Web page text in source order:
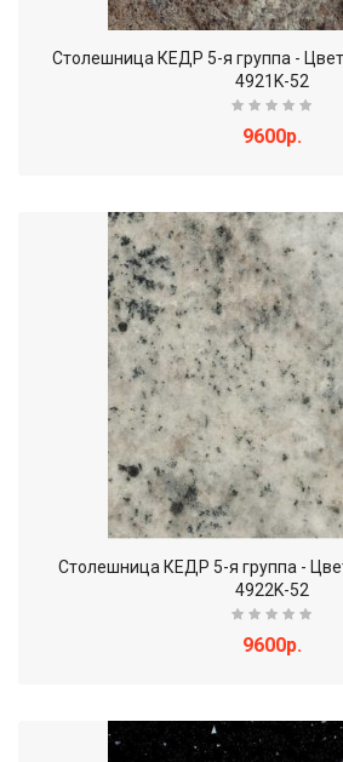
Столешница КЕДР 5-я группа -
4921K-52
9600р.
Столешница КЕДР 5-я группа -
4922K-52
9600р.